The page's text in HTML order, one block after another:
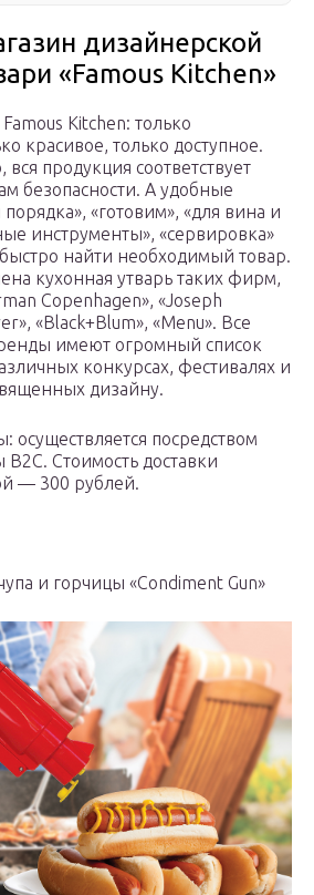
дизайнерской
«Famous Kitchen»
Kitchen: только
красивое, только доступное.
продукция соответствует
безопасности. А удобные
«готовим», «для вина и
инструменты», «сервировка»
найти необходимый товар.
кухонная утварь таких фирм,
Copenhagen», «Joseph
«Black+Blum», «Menu». Все
имеют огромный список
конкурсах, фестивалях и
дизайну.
осуществляется посредством
Стоимость доставки
— 300 рублей.
и горчицы «Condiment Gun»